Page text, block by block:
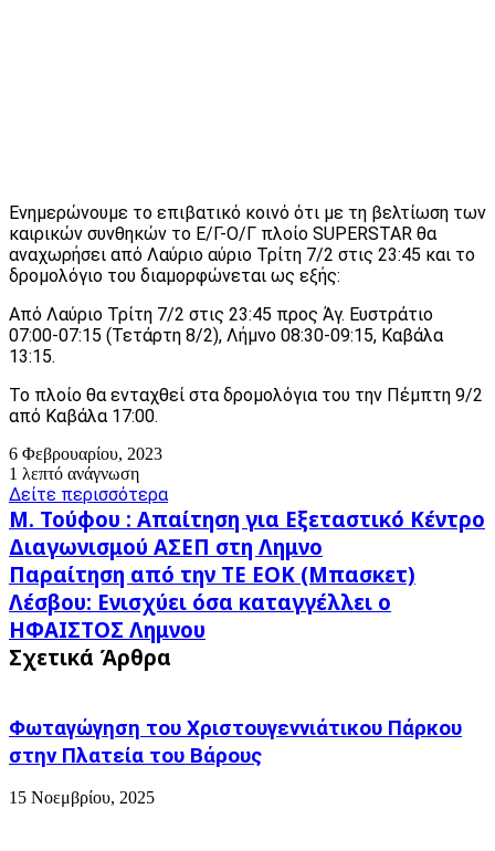
Ενημερώνουμε το επιβατικό κοινό ότι με τη βελτίωση των
καιρικών συνθηκών το Ε/Γ-Ο/Γ πλοίο SUPERSTAR θα
αναχωρήσει από Λαύριο αύριο Τρίτη 7/2 στις 23:45 και το
δρομολόγιο του διαμορφώνεται ως εξής:
Από Λαύριο Τρίτη 7/2 στις 23:45 προς Άγ. Ευστράτιο
07:00-07:15 (Τετάρτη 8/2), Λήμνο 08:30-09:15, Καβάλα
13:15.
Το πλοίο θα ενταχθεί στα δρομολόγια του την Πέμπτη 9/2
από Καβάλα 17:00.
6 Φεβρουαρίου, 2023
1 λεπτό ανάγνωση
Δείτε περισσότερα
Μ.
Τούφου
:
Απαίτηση
για
Εξεταστικό
Κέντρο
Διαγωνισμού
Λημνο
Μ. Τούφου : Απαίτηση για Εξεταστικό Κέντρο
Διαγωνισμού ΑΣΕΠ στη Λημνο
Παραίτηση
από
την
ΤΕ
ΕΟΚ
(Μπασκετ)
Ενισχύει
όσα
καταγγέλλει
ΗΦΑΙΣΤΟΣ
Παραίτηση από την ΤΕ ΕΟΚ (Μπασκετ)
Λέσβου: Ενισχύει όσα καταγγέλλει ο
ΗΦΑΙΣΤΟΣ Λημνου
Σχετικά Άρθρα
Φωταγώγηση του Χριστουγεννιάτικου Πάρκου
στην Πλατεία του Βάρους
15 Νοεμβρίου, 2025